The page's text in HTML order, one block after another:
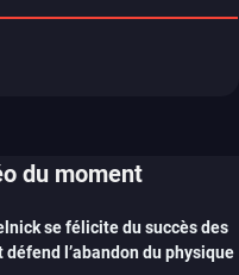
du moment
se félicite du succès des
l’abandon du physique